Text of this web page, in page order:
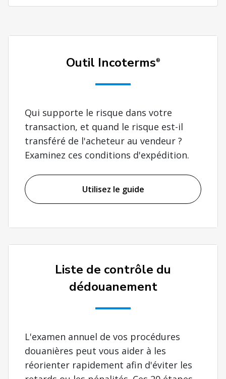
Outil Incoterms®
Qui supporte le risque dans votre
transaction, et quand le risque est-il
transféré de l'acheteur au vendeur ?
Examinez ces conditions d'expédition.
Utilisez le guide
Liste de contrôle du
dédouanement
L'examen annuel de vos procédures
douanières peut vous aider à les
réorienter rapidement afin d'éviter les